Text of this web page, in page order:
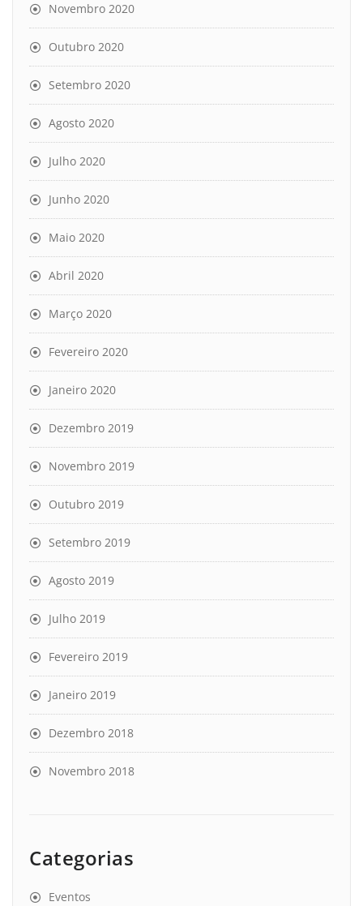
Novembro 2020
Outubro 2020
Setembro 2020
Agosto 2020
Julho 2020
Junho 2020
Maio 2020
Abril 2020
Março 2020
Fevereiro 2020
Janeiro 2020
Dezembro 2019
Novembro 2019
Outubro 2019
Setembro 2019
Agosto 2019
Julho 2019
Fevereiro 2019
Janeiro 2019
Dezembro 2018
Novembro 2018
Categorias
Eventos